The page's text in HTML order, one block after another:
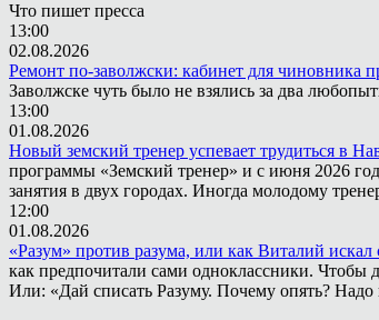
Что пишет пресса
13:00
02.08.2026
Ремонт по-заволжски: кабинет для чиновника
Заволжске чуть было не взялись за два
13:00
01.08.2026
Новый земский тренер успевает трудиться в
программы «Земский тренер» и с июня 2026
занятия в двух городах. Иногда молодому
12:00
01.08.2026
«Разум» против разума, или как Виталий искал
как предпочитали сами одноклассники.
Или: «Дай списать Разуму. Почему опять? Надо